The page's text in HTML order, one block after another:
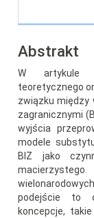
Abstrakt
W artykule
teoretycznego
związku między
zagranicznymi
wyjścia
modele
BIZ jako
podejście to
koncepcje,